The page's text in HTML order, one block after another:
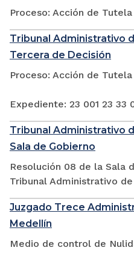
Proceso: Acción de Tutela
Tribunal Administrativo
Tercera de Decisión
Proceso: Acción de Tutela
Expediente: 23 001 23 33
Tribunal Administrativo
Sala de Gobierno
Resolución 08 de la Sala
Tribunal Administrativo de
Juzgado Trece
Medellín
Medio de control de